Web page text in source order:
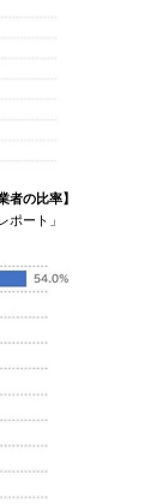
の比率】
ート」